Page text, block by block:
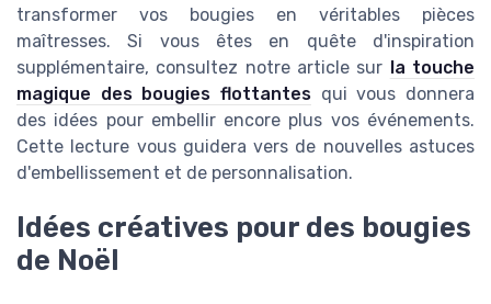
transformer vos bougies en véritables pièces
maîtresses. Si vous êtes en quête d'inspiration
supplémentaire, consultez notre article sur la touche
magique des bougies flottantes qui vous donnera
des idées pour embellir encore plus vos événements.
Cette lecture vous guidera vers de nouvelles astuces
d'embellissement et de personnalisation.
Idées créatives pour des bougies
de Noël